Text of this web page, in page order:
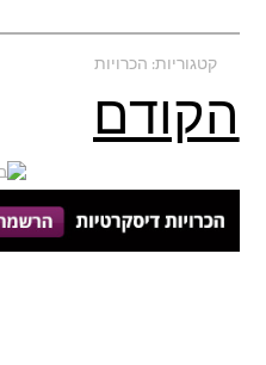
קטגוריות:הכרויות
הקודם